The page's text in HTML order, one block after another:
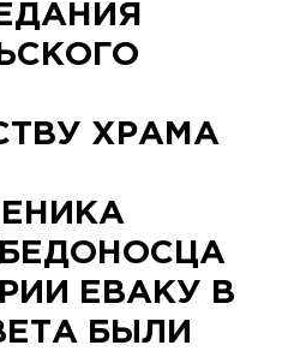
ХРАМА
ЕВАКУ В
БЫЛИ